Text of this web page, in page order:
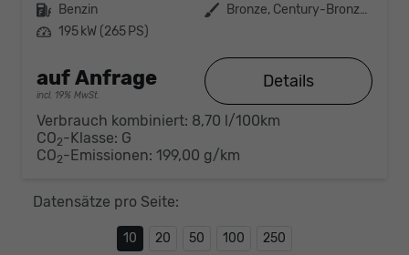
Kraftstoff Benzin Außenfarbe
Bronze, Century-Bronze (L3)
Leistung 195 kW (265 PS)
auf Anfrage
incl. 19% MwSt.
Details
Verbrauch kombiniert: 8,70 l/100km
CO2-Klasse: G
CO2-Emissionen: 199,00 g/km
Datensätze pro Seite:
10 20 50 100 250